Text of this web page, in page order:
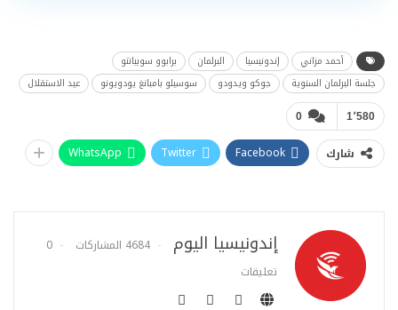
أحمد مزاني إندونيسيا البرلمان
برابوو سوبيانتو
جلسة البرلمان السنوية
جوكو ويدودو سوسيلو بامبانغ يودويونو عيد الاستقلال
0 1٬580
شارك Facebook
Twitter
WhatsApp
إندونيسيا اليوم 4684 المشاركات
0
تعليقات